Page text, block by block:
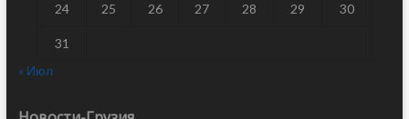
24 25 26 27 28 29 30
31
« Июл